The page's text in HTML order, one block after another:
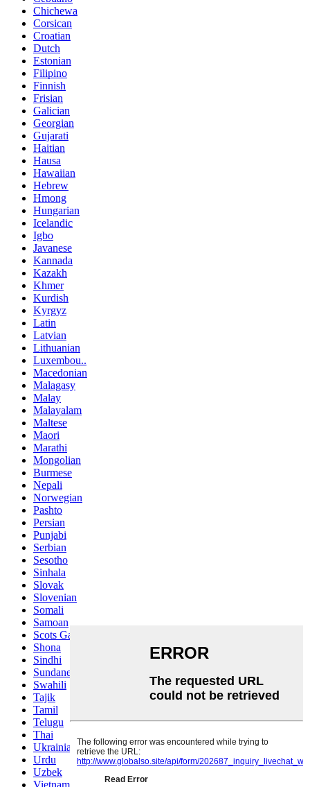
Chichewa
Corsican
Croatian
Dutch
Estonian
Filipino
Finnish
Frisian
Galician
Georgian
Gujarati
Haitian
Hausa
Hawaiian
Hebrew
Hmong
Hungarian
Icelandic
Igbo
Javanese
Kannada
Kazakh
Khmer
Kurdish
Kyrgyz
Latin
Latvian
Lithuanian
Luxembou..
Macedonian
Malagasy
Malay
Malayalam
Maltese
Maori
Marathi
Mongolian
Burmese
Nepali
Norwegian
Pashto
Persian
Punjabi
Serbian
Sesotho
Sinhala
Slovak
Slovenian
Somali
Samoan
Scots Gaelic
Shona
Sindhi
Sundanese
Swahili
Tajik
Tamil
Telugu
Thai
Ukrainian
Urdu
Uzbek
Vietnamese